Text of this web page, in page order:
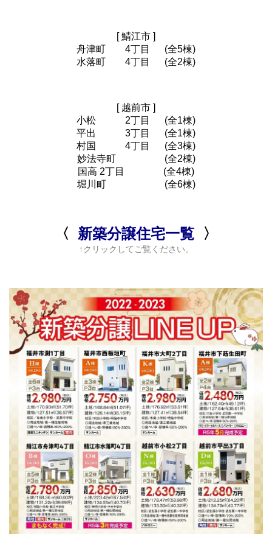
[ 鯖江市 ]
舟津町 4丁目 (全5棟)
水落町 4丁目 (全2棟)
[ 越前市 ]
小松 2丁目 (全1棟)
平出 3丁目 (全1棟)
村国 4丁目 (全3棟)
妙法寺町 (全2棟)
国高 2丁目 (全4棟)
堀川町 (全6棟)
〈 新築分譲住宅一覧 〉
↑クリックしてご覧ください。